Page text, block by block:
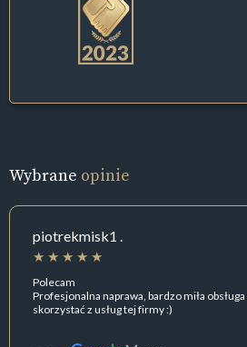
Wybrane opinie
piotrekmisk1 .
Polecam
Profesjonalna naprawa, bardzo miła
skorzystać z usług tej firmy :)